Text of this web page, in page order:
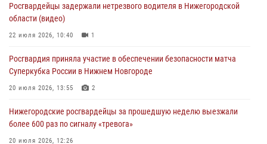
Росгвардейцы задержали нетрезвого водителя в Нижегородской
области (видео)
22 июля 2026, 10:40 1
Росгвардия приняла участие в обеспечении безопасности матча
Суперкубка России в Нижнем Новгороде
20 июля 2026, 13:55 2
Нижегородские росгвардейцы за прошедшую неделю выезжали
более 600 раз по сигналу «тревога»
20 июля 2026, 12:26